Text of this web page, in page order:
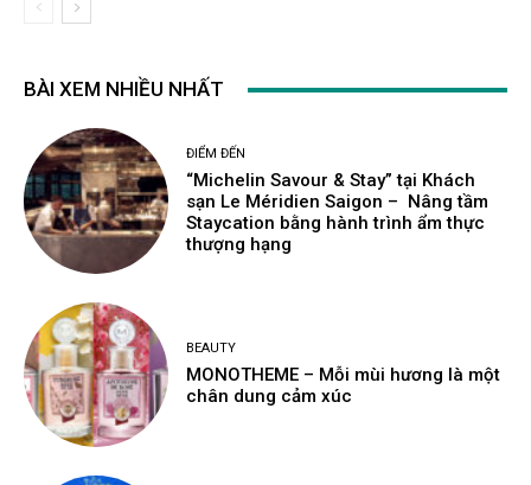
BÀI XEM NHIỀU NHẤT
ĐIỂM ĐẾN
“Michelin Savour & Stay” tại Khách
sạn Le Méridien Saigon – Nâng tầm
Staycation bằng hành trình ẩm thực
thượng hạng
BEAUTY
MONOTHEME – Mỗi mùi hương là một
chân dung cảm xúc